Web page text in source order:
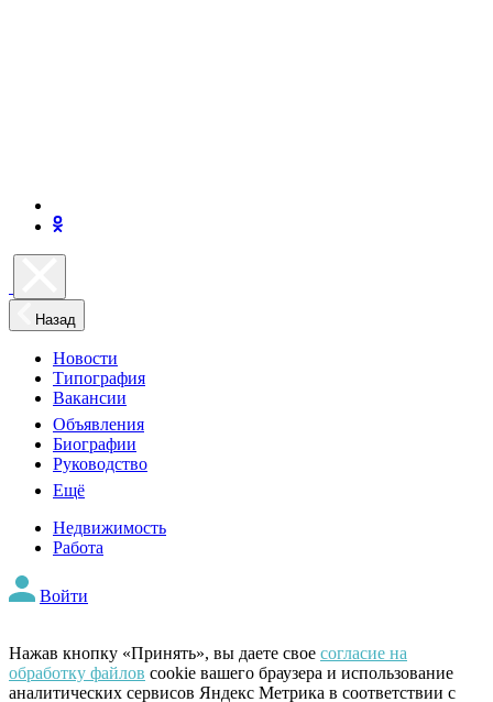
Назад
Новости
Типография
Вакансии
Объявления
Биографии
Руководство
Ещё
Недвижимость
Работа
Войти
Нажав кнопку «Принять», вы даете свое согласие на
обработку файлов cookie вашего браузера и использование
аналитических сервисов Яндекс Метрика в соответствии с